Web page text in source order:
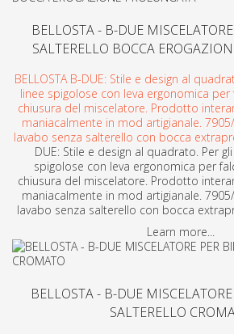
BELLOSTA - B-DUE
SALTERELLO BOCCA
BELLOSTA B-DUE: Stile e design al
linee spigolose con leva ergonomica
chiusura del miscelatore. Prodotto
maniacalmente in mod artigianale.
lavabo senza salterello con bocca
DUE: Stile e design al quadrato. Per
spigolose con leva ergonomica per
chiusura del miscelatore. Prodotto
maniacalmente in mod artigianale.
lavabo senza salterello con bocca
Learn more...
BELLOSTA - B-DUE
SALTERELLO